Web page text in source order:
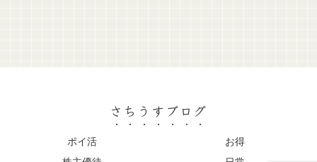
さちうすブログ
ポイ活
お得